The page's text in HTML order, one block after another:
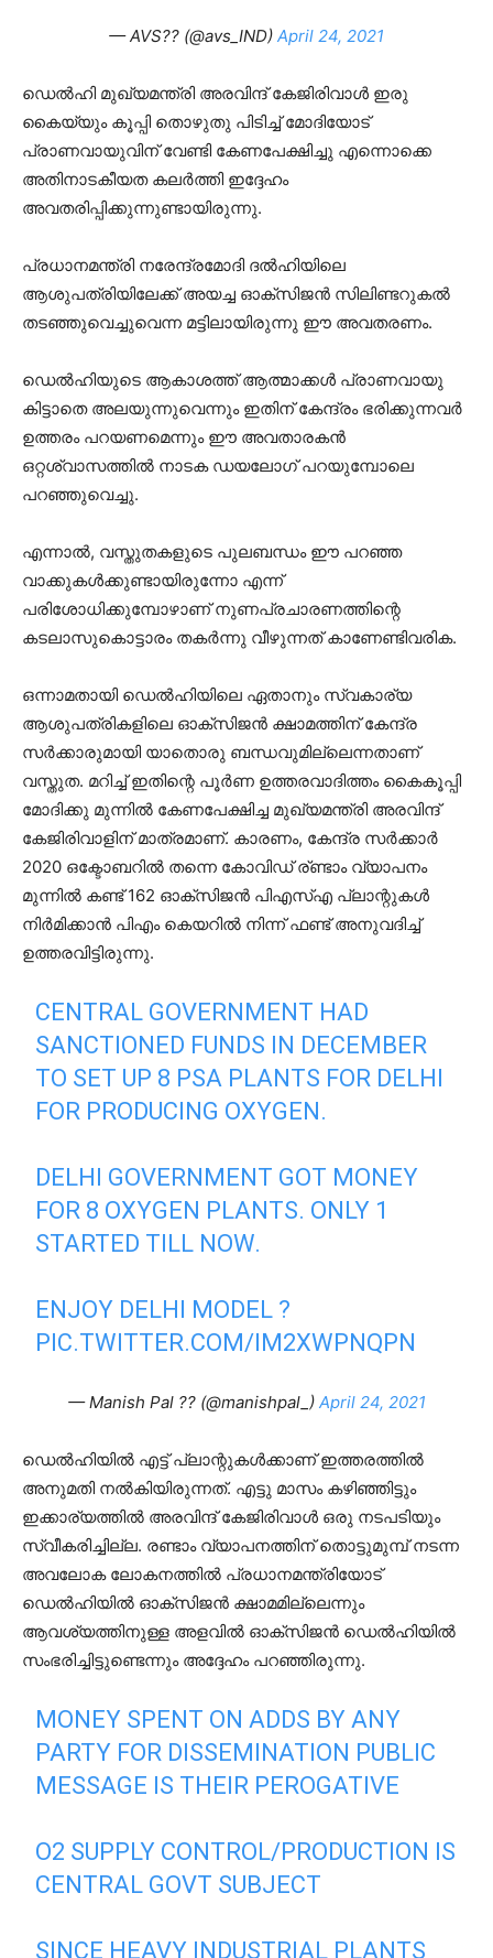
— AVS?? (@avs_IND) April 24, 2021
ഡെല്‍ഹി മുഖ്യമന്ത്രി അരവിന്ദ് കേജിരിവാള്‍ ഇരു
കൈയ്യും കൂപ്പി തൊഴുതു പിടിച്ച് മോദിയോട്
പ്രാണവായുവിന് വേണ്ടി കേണപേക്ഷിച്ചു എന്നൊക്കെ
അതിനാടകീയത കലര്‍ത്തി ഇദ്ദേഹം
അവതരിപ്പിക്കുന്നുണ്ടായിരുന്നു.
പ്രധാനമന്ത്രി നരേന്ദ്രമോദി ദല്‍ഹിയിലെ
ആശുപത്രിയിലേക്ക് അയച്ച ഓക്‌സിജന്‍ സിലിണ്ടറുകല്‍
തടഞ്ഞുവെച്ചുവെന്ന മട്ടിലായിരുന്നു ഈ അവതരണം.
ഡെല്‍ഹിയുടെ ആകാശത്ത് ആത്മാക്കള്‍ പ്രാണവായു
കിട്ടാതെ അലയുന്നുവെന്നും ഇതിന് കേന്ദ്രം ഭരിക്കുന്നവര്‍
ഉത്തരം പറയണമെന്നും ഈ അവതാരകന്‍
ഒറ്റശ്വാസത്തില്‍ നാടക ഡയലോഗ് പറയുമ്പോലെ
പറഞ്ഞുവെച്ചു.
എന്നാല്‍, വസ്തുതകളുടെ പുലബന്ധം ഈ പറഞ്ഞ
വാക്കുകള്‍ക്കുണ്ടായിരുന്നോ എന്ന്
പരിശോധിക്കുമ്പോഴാണ് നുണപ്രചാരണത്തിന്റെ
കടലാസുകൊട്ടാരം തകര്‍ന്നു വീഴുന്നത് കാണേണ്ടിവരിക.
ഒന്നാമതായി ഡെല്‍ഹിയിലെ ഏതാനും സ്വകാര്യ
ആശുപത്രികളിലെ ഓക്‌സിജന്‍ ക്ഷാമത്തിന് കേന്ദ്ര
സര്‍ക്കാരുമായി യാതൊരു ബന്ധവുമില്ലെന്നതാണ്
വസ്തുത. മറിച്ച് ഇതിന്റെ പൂര്‍ണ ഉത്തരവാദിത്തം കൈകൂപ്പി
മോദിക്കു മുന്നില്‍ കേണപേക്ഷിച്ച മുഖ്യമന്ത്രി അരവിന്ദ്
കേജിരിവാളിന് മാത്രമാണ്. കാരണം, കേന്ദ്ര സര്‍ക്കാര്‍
2020 ഒക്ടോബറില്‍ തന്നെ കോവിഡ് ര്ണ്ടാം വ്യാപനം
മുന്നില്‍ കണ്ട് 162 ഓക്‌സിജന്‍ പിഎസ്എ പ്ലാന്റുകള്‍
നിര്‍മിക്കാന്‍ പിഎം കെയറില്‍ നിന്ന് ഫണ്ട് അനുവദിച്ച്
ഉത്തരവിട്ടിരുന്നു.
CENTRAL GOVERNMENT HAD
SANCTIONED FUNDS IN DECEMBER
TO SET UP 8 PSA PLANTS FOR DELHI
FOR PRODUCING OXYGEN.
DELHI GOVERNMENT GOT MONEY
FOR 8 OXYGEN PLANTS. ONLY 1
STARTED TILL NOW.
ENJOY DELHI MODEL ?
PIC.TWITTER.COM/IM2XWPNQPN
— Manish Pal ?? (@manishpal_) April 24, 2021
ഡെല്‍ഹിയില്‍ എട്ട് പ്ലാന്റുകള്‍ക്കാണ് ഇത്തരത്തില്‍
അനുമതി നല്‍കിയിരുന്നത്. എട്ടു മാസം കഴിഞ്ഞിട്ടും
ഇക്കാര്യത്തില്‍ അരവിന്ദ് കേജിരിവാള്‍ ഒരു നടപടിയും
സ്വീകരിച്ചില്ല. രണ്ടാം വ്യാപനത്തിന് തൊട്ടുമുമ്പ് നടന്ന
അവലോക ലോകനത്തില്‍ പ്രധാനമന്ത്രിയോട്
ഡെല്‍ഹിയില്‍ ഓക്‌സിജന്‍ ക്ഷാമമില്ലെന്നും
ആവശ്യത്തിനുള്ള അളവില്‍ ഓക്‌സിജന്‍ ഡെല്‍ഹിയില്‍
സംഭരിച്ചിട്ടുണ്ടെന്നും അദ്ദേഹം പറഞ്ഞിരുന്നു.
MONEY SPENT ON ADDS BY ANY
PARTY FOR DISSEMINATION PUBLIC
MESSAGE IS THEIR PEROGATIVE
O2 SUPPLY CONTROL/PRODUCTION IS
CENTRAL GOVT SUBJECT
SINCE HEAVY INDUSTRIAL PLANTS